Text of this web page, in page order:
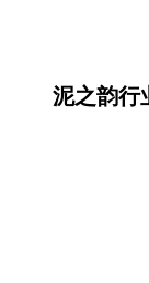
泥之韵行